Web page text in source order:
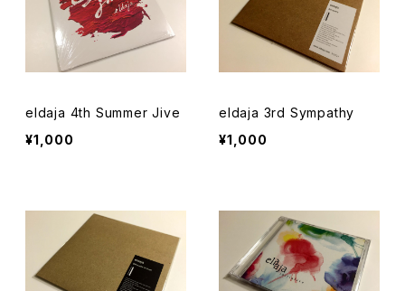
eldaja 4th Summer Jive
¥1,000
eldaja 3rd Sympathy
¥1,000